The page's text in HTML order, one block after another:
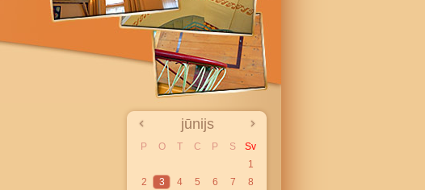
jūnijs
P O T C P S
Sv
1
2
3 4 5 6 7
8